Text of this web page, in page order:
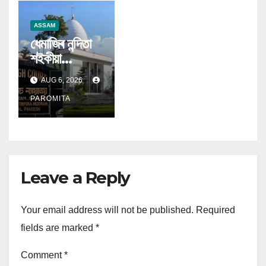
ASSAM
ধেমাজিৰ নন্দিতা
শইকীয়া
হত্যাকাণ্ড;
মৃত্যুদণ্ডৰ সলনি
আজীৱন
কাৰাদণ্ডৰ শাস্তি
AUG 6, 2026
PAROMITA
Leave a Reply
Your email address will not be published. Required
fields are marked *
Comment*